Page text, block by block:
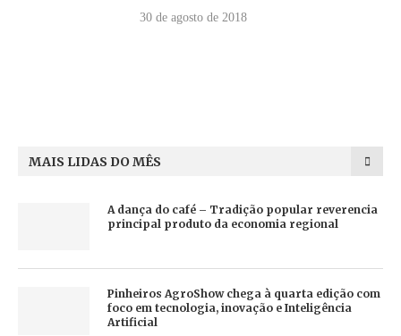
30 de agosto de 2018
MAIS LIDAS DO MÊS
A dança do café – Tradição popular reverencia
principal produto da economia regional
Pinheiros AgroShow chega à quarta edição com
foco em tecnologia, inovação e Inteligência
Artificial